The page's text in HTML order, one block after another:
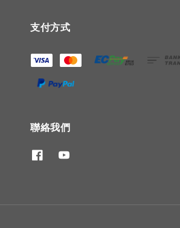
支付方式
聯絡我們